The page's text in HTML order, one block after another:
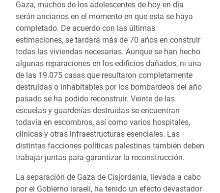
Gaza, muchos de los adolescentes de hoy en día
serán ancianos en el momento en que esta se haya
completado. De acuerdo con las últimas
estimaciones, se tardará más de 70 años en construir
todas las viviendas necesarias. Aunque se han hecho
algunas reparaciones en los edificios dañados, ni una
de las 19.075 casas que resultaron completamente
destruidas o inhabitables por los bombardeos del año
pasado se ha podido reconstruir. Veinte de las
escuelas y guarderías destruidas se encuentran
todavía en escombros, así como varios hospitales,
clínicas y otras infraestructuras esenciales. Las
distintas facciones políticas palestinas también deben
trabajar juntas para garantizar la reconstrucción.
La separación de Gaza de Cisjordania, llevada a cabo
por el Gobierno israelí, ha tenido un efecto devastador